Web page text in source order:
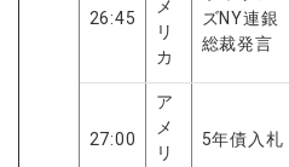
26:45
メ
リ
カ
ズNY連銀
総裁発言
27:00
ア
メ
リ
5年債入札